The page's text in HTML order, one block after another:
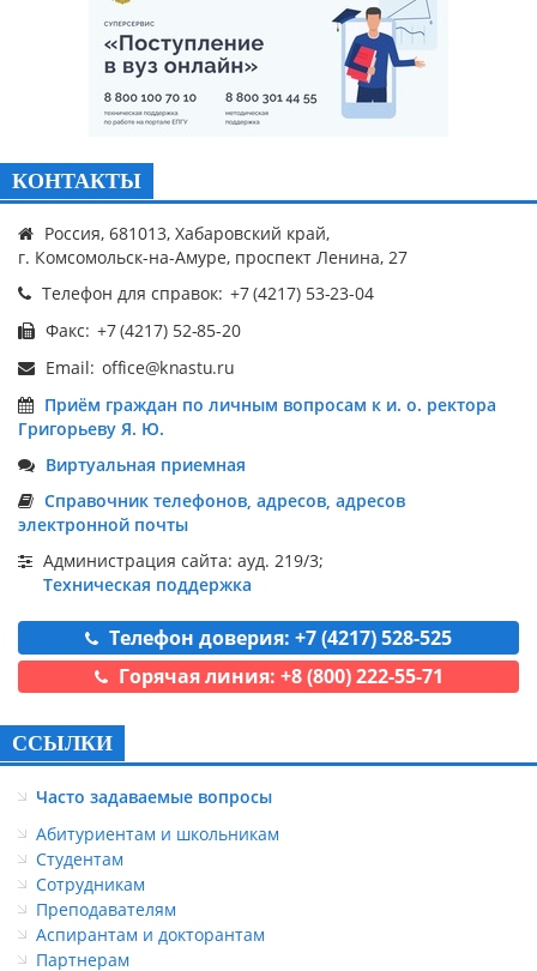
КОНТАКТЫ
Россия, 681013, Хабаровский край,
г. Комсомольск-на-Амуре, проспект Ленина, 27
Телефон для справок:
Факс:
Email:
Приём граждан по личным вопросам к и. о. ректора
Григорьеву Я. Ю.
Виртуальная приемная
Справочник телефонов, адресов, адресов
электронной почты
Администрация сайта: ауд. 219/3;
Техническая поддержка
Телефон доверия: +7 (4217) 528-525
Горячая линия: +8 (800) 222-55-71
ССЫЛКИ
Часто задаваемые вопросы
Абитуриентам и школьникам
Студентам
Сотрудникам
Преподавателям
Аспирантам и докторантам
Партнерам